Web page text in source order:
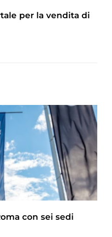
per la vendita di
con sei sedi